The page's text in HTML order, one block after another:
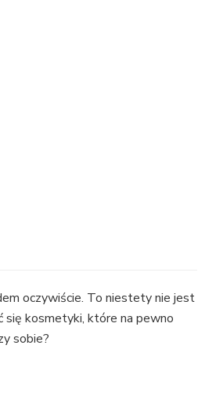
oczywiście. To niestety nie jest
się kosmetyki, które na pewno
sobie?